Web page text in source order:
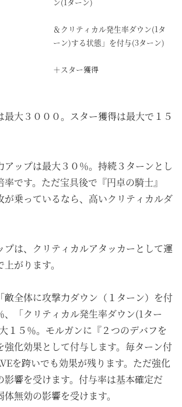
＆クリティカル発生率ダウン(1タ
ーン)する状態」を付与(3ターン)
＋スター獲得
最大３０００。スター獲得は最大で１５
ップは最大３０％。 持続３ターンとし
です。ただ宝具後で『円卓の騎士』
が乗っているなら、高いクリティカルダ
プは、クリティカルアタッカーとして運
がります。
敵全体に攻撃力ダウン（１ターン）を付
、「クリティカル発生率ダウン(1ター
１５％。モルガンに『２つのデバフを
強化効果として付与します。毎ターン付
を跨いでも効果が残ります。ただ強化
影響を受けます。付与率は基本確定だ
無効の影響を受けます。